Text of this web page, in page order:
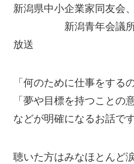
新潟県中小企業家同友会、
新潟青年会議所、
放送
「何のために仕事をする
「夢や目標を持つことの
などが明確になるお話です
聴いた方はみなほとんど